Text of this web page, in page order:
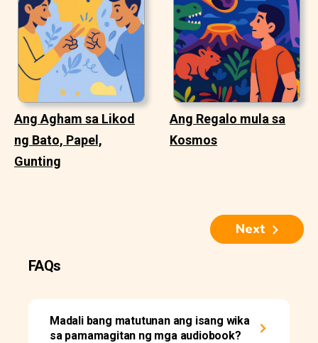
Ang Agham sa Likod
ng Bato, Papel,
Gunting
Ang Regalo mula sa
Kosmos
Next
FAQs
Madali bang matutunan ang isang wika
sa pamamagitan ng mga audiobook?